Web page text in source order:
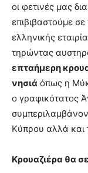
οι φετινές μας
επιβιβαστούμε
ελληνικής
τηρώντας
επταήμερη
νησιά όπως η
ο γραφικότατος
Κύπρου αλλά και
Κρουαζιέρα θα